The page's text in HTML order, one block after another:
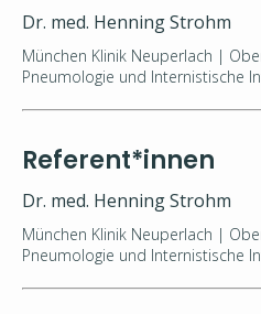
Dr. med. Henning Strohm
München Klinik Neuperlach |
Pneumologie und Internistische
Referent*innen
Dr. med. Henning Strohm
München Klinik Neuperlach |
Pneumologie und Internistische